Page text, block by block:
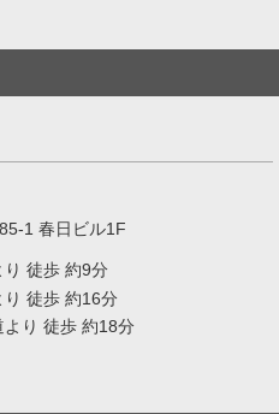
1 春日ビル1F
徒歩 約9分
徒歩 約16分
り 徒歩 約18分